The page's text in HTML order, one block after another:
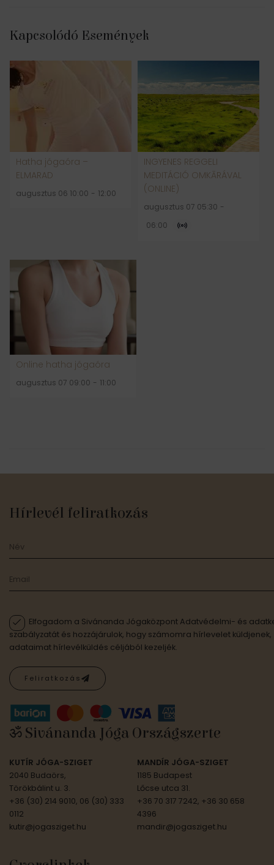
Kapcsolódó Események
Hatha jógaóra –
ELMARAD
augusztus 06 10:00 - 12:00
INGYENES REGGELI
MEDITÁCIÓ OMKĀRÁVAL
(ONLINE)
augusztus 07 05:30 -
06:00
Online hatha jógaóra
augusztus 07 09:00 - 11:00
Hírlevél feliratkozás
Elfogadom a Sivánanda Jógaközpont Adatvédelmi- és
szabályzatát és hozzájárulok, hogy számomra hírlevelet küldjenek,
adataimat hírlevélküldés céljából kezeljék.
Feliratkozás
ॐ Sivánanda Jóga Országszerte
KUTÍR JÓGA-SZIGET
2040 Budaörs,
Törökbálint u. 3.
+36 (30) 214 9010, 06 (30) 333
0112
kutir@jogasziget.hu
MANDÍR JÓGA-SZIGET
1185 Budapest
Lőcse utca 31.
+36 70 317 7242, +36 30 658
4396
mandir@jogasziget.hu